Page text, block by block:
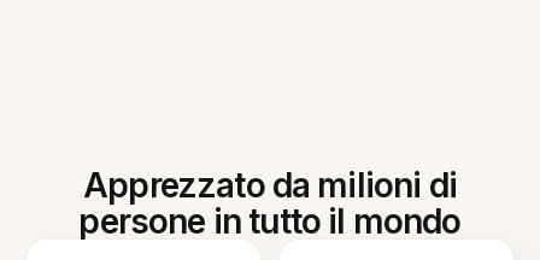
Apprezzato da milioni di
persone in tutto il mondo